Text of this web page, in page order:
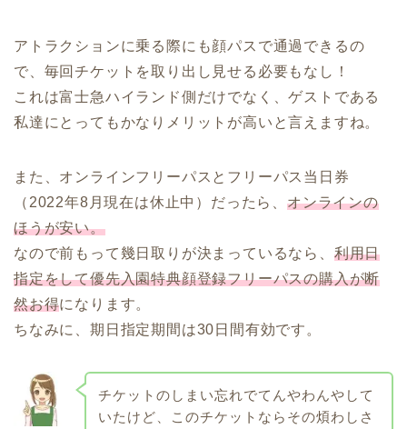
アトラクションに乗る際にも顔パスで通過できるの
で、毎回チケットを取り出し見せる必要もなし！
これは富士急ハイランド側だけでなく、ゲストである
私達にとってもかなりメリットが高いと言えますね。
また、オンラインフリーパスとフリーパス当日券
（2022年8月現在は休止中）だったら、 オンラインの
ほうが安い。
なので前もって幾日取りが決まっているなら、 利用日
指定をして優先入園特典顔登録フリーパスの購入が断
然お得になります。
ちなみに、期日指定期間は30日間有効です。
チケットのしまい忘れでてんやわんやして
いたけど、このチケットならその煩わしさ